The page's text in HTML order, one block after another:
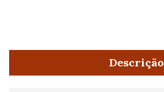
Descrição